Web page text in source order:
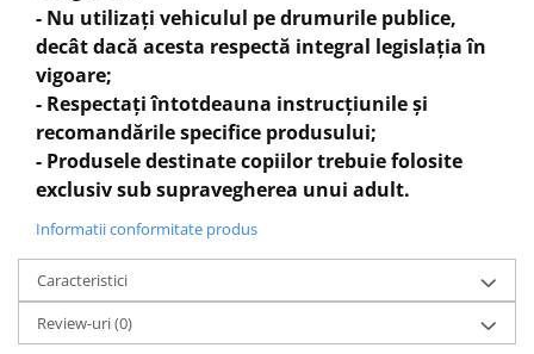
Treapta 3pana la 30 km / h
Grilaj metalic fata /spate
Transmisie pe
Timp de încărcare 4-6 ore
Amortizoare individualefata
Amortizor centralspate
Frana cu discfata / spate
Anvelope fata 4.10-6
Anvelope spate 13x5.00-6
Înălțime scaun
Garda la sol140 mm
Greutate proprie45 kg
- Nu utilizați vehiculul pe drumurile publice,
decât dacă acesta respectă integral legislația în
vigoare;
- Respectați întotdeauna instrucțiunile și
recomandările specifice produsului;
- Produsele destinate copiilor trebuie folosite
exclusiv sub supravegherea unui adult.
Informatii conformitate produs
Caracteristici
Review-uri(0)